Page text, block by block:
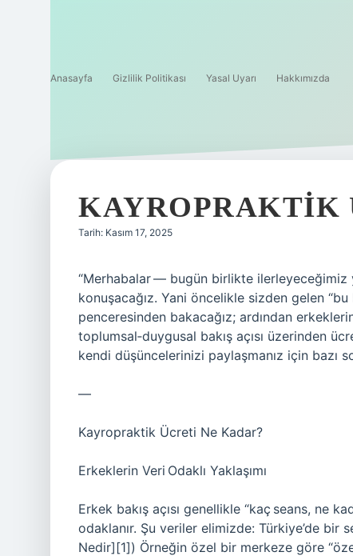
Anasayfa Gizlilik Politikası Yasal Uyarı Hakkımızda
KAYROPRAKTIK
Tarih: Kasım 17, 2025
“Merhabalar — bugün birlikte
konuşacağız. Yani öncelikle sizden gelen
penceresinden bakacağız; ardından
toplumsal‑duygusal bakış açısı üzerinden
kendi düşüncelerinizi paylaşmanız için bazı
—
Kayropraktik Ücreti Ne Kadar?
Erkeklerin Veri Odaklı Yaklaşımı
Erkek bakış açısı genellikle “kaç seans, ne
odaklanır. Şu veriler elimizde: Türkiye’de bir
Nedir][1]) Örneğin özel bir merkeze göre